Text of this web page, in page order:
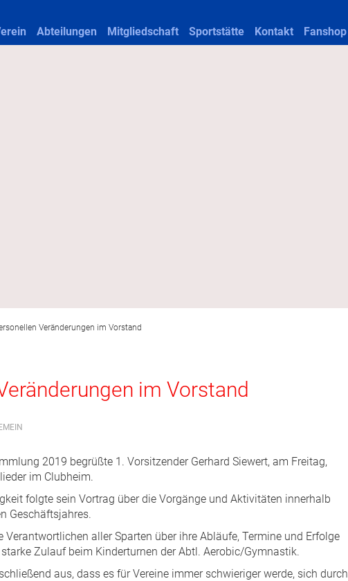
Abteilungen Mitgliedschaft Sportstätte Kontakt Fanshop
Veränderungen im Vorstand
im Vorstand
2019 begrüßte 1. Vorsitzender Gerhard Siewert, am Freitag,
im Clubheim.
folgte sein Vortrag über die Vorgänge und Aktivitäten innerhalb
Geschäftsjahres.
aller Sparten über ihre Abläufe, Termine und Erfolge
Zulauf beim Kinderturnen der Abtl. Aerobic/Gymnastik.
aus, dass es für Vereine immer schwieriger werde, sich durch